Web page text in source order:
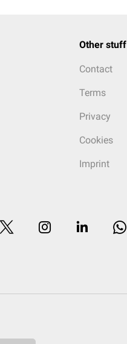
Other stuff
Contact
Terms
Privacy
Cookies
Imprint